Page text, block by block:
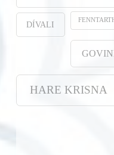
DÍVALI
HARE KRISNA